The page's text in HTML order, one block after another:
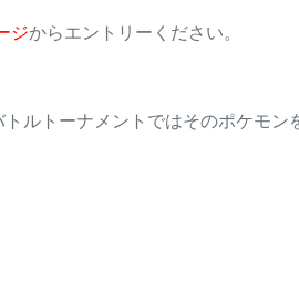
ジからエントリーください。
ルトーナメントではそのポケモン